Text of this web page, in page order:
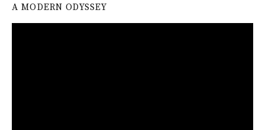
A MODERN ODYSSEY